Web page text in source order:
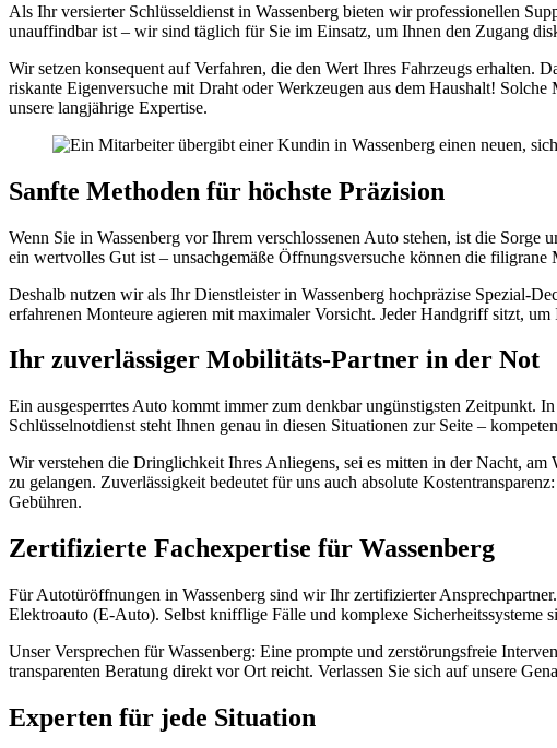
Als Ihr versierter Schlüsseldienst in Wassenberg bieten wir professionellen
unauffindbar ist – wir sind täglich für Sie im Einsatz, um Ihnen den Zugang
Wir setzen konsequent auf Verfahren, die den Wert Ihres Fahrzeugs erhalten.
riskante Eigenversuche mit Draht oder Werkzeugen aus dem Haushalt!
unsere langjährige Expertise.
Sanfte Methoden für höchste Präzision
Wenn Sie in Wassenberg vor Ihrem verschlossenen Auto stehen, ist die
ein wertvolles Gut ist – unsachgemäße Öffnungsversuche können die
Deshalb nutzen wir als Ihr Dienstleister in Wassenberg hochpräzise Spezial-
erfahrenen Monteure agieren mit maximaler Vorsicht. Jeder Handgriff sitzt,
Ihr zuverlässiger Mobilitäts-Partner in der Not
Ein ausgesperrtes Auto kommt immer zum denkbar ungünstigsten Zeitpunkt.
Schlüsselnotdienst steht Ihnen genau in diesen Situationen zur Seite –
Wir verstehen die Dringlichkeit Ihres Anliegens, sei es mitten in der Nacht,
zu gelangen. Zuverlässigkeit bedeutet für uns auch absolute
Gebühren.
Zertifizierte Fachexpertise für Wassenberg
Für Autotüröffnungen in Wassenberg sind wir Ihr zertifizierter
Elektroauto (E-Auto). Selbst knifflige Fälle und komplexe Sicherheitssysteme
Unser Versprechen für Wassenberg: Eine prompte und zerstörungsfreie
transparenten Beratung direkt vor Ort reicht. Verlassen Sie sich auf unsere
Experten für jede Situation